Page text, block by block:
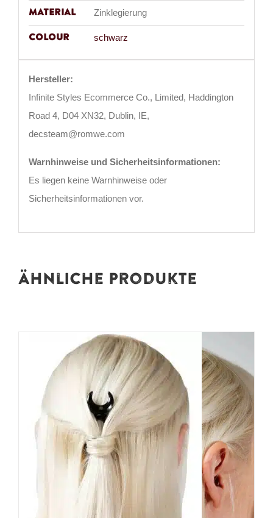
Material Zinklegierung
Colour schwarz
Hersteller:
Infinite Styles Ecommerce Co., Limited, Haddington
Road 4, D04 XN32, Dublin, IE,
decsteam@romwe.com
Warnhinweise und Sicherheitsinformationen:
Es liegen keine Warnhinweise oder
Sicherheitsinformationen vor.
Ähnliche Produkte